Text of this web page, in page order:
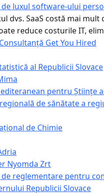
luxul software-ului
dvs. SaaS costă mai
reduce costurile IT,
Get You Hired
al Republicii Slovace
pentru Științe
de sănătate a
de Chimie
Nyomda Zrt
reglementare pentru
Republicii Slovace